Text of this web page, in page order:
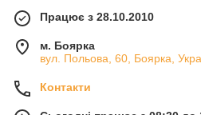
Працює з 28.10.2010
м. Боярка
вул. Польова, 60, Боярка,
Контакти